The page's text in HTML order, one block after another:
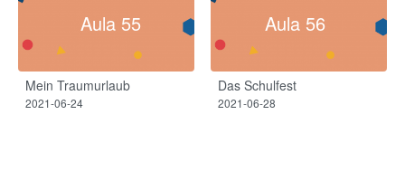
Aula 55
Mein Traumurlaub
2021-06-24
Aula 56
Das Schulfest
2021-06-28